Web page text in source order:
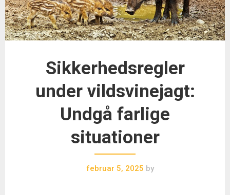
Sikkerhedsregler
under vildsvinejagt:
Undgå farlige
situationer
februar 5, 2025 by